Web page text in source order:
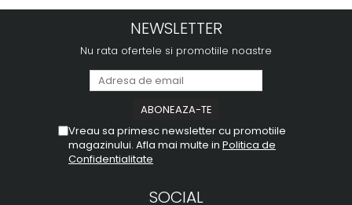
NEWSLETTER
Nu rata ofertele si promotiile noastre
Vreau sa primesc newsletter cu promotiile
magazinului. Afla mai multe in Politica de
Confidentialitate
SOCIAL